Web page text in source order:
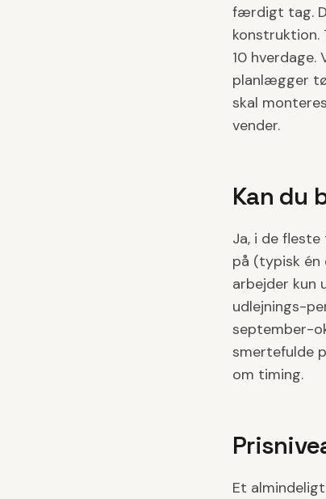
færdigt tag.
konstruktion.
10
planlægger
skal
vender.
Kan du
Ja, i de
på (typisk én
arbejder kun
udlejnings-
september-
smertefulde
om timing.
Et